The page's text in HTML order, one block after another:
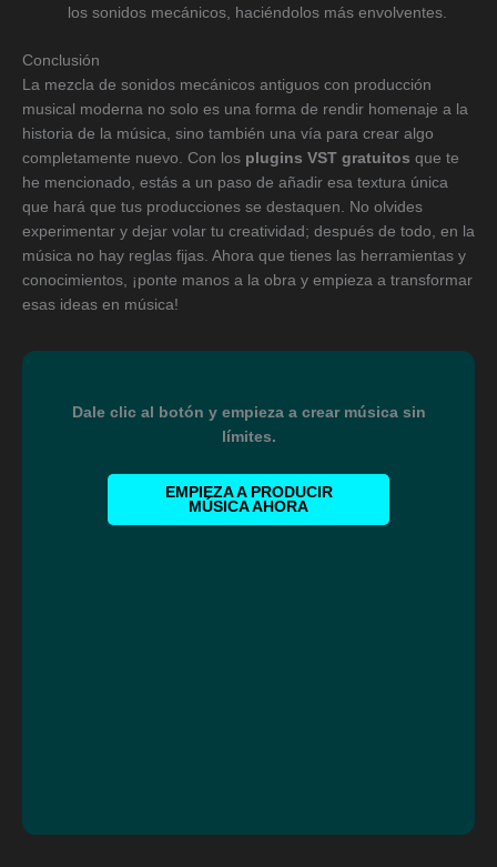
los sonidos mecánicos, haciéndolos más envolventes.
Conclusión
La mezcla de sonidos mecánicos antiguos con producción
musical moderna no solo es una forma de rendir homenaje a la
historia de la música, sino también una vía para crear algo
completamente nuevo. Con los plugins VST gratuitos que te
he mencionado, estás a un paso de añadir esa textura única
que hará que tus producciones se destaquen. No olvides
experimentar y dejar volar tu creatividad; después de todo, en la
música no hay reglas fijas. Ahora que tienes las herramientas y
conocimientos, ¡ponte manos a la obra y empieza a transformar
esas ideas en música!
Dale clic al botón y empieza a crear música sin
límites.
EMPIEZA A PRODUCIR
MÚSICA AHORA